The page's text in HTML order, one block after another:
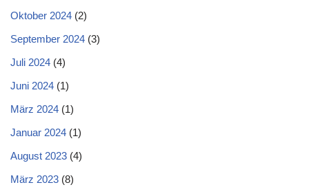
Oktober 2024 (2)
September 2024 (3)
Juli 2024 (4)
Juni 2024 (1)
März 2024 (1)
Januar 2024 (1)
August 2023 (4)
März 2023 (8)